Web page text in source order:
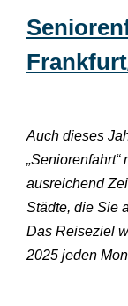
Auch dieses
ausreichend
Städte, die Sie
Das Reiseziel
2025 jeden